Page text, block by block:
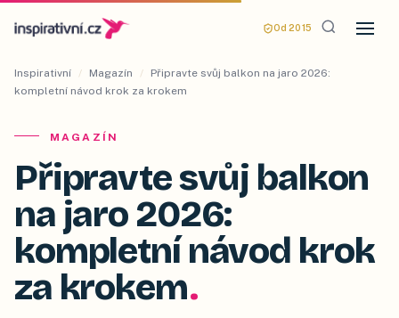
Od 2015
Inspirativní / Magazín /
Připravte svůj balkon na jaro 2026:
kompletní návod krok za krokem
MAGAZÍN
Připravte svůj balkon
na jaro 2026:
kompletní návod krok
za krokem.